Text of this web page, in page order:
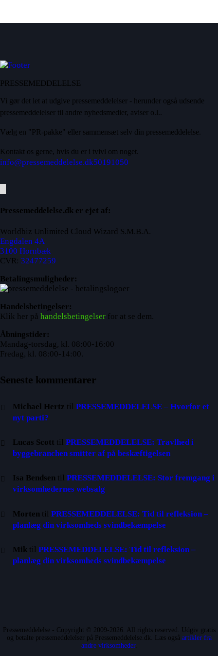
PRESSEMEDDELELSE
Vi gør det let at udgive pressemeddelelser - herunder også udsende
pressemeddelelser til andre nyhedsmedier, aviser o.l..
Vælg en "PR-pakke" eller sammensæt selv din pressemeddelelse.
Kontakt os gerne, hvis du er i tvivl om noget.
info@pressemeddelelse.dk50191050
Pressemeddelelse.dk er ejet af:
Worldbiz Unlimited Cloud Wizard S.M.B.A.
Engdalen 4A
3100 Hornbæk
CVR: 32477259
Betalingsmuligheder:
Handelsbetingelser:
Klik her på handelsbetingelser for at se dem.
Åbningstider:
Mandag-torsdag, kl. 08:00-16:00
Fredag, kl. 08:00-14:00.
Seneste kommentarer
Michael Hertz tilPRESSEMEDDELELSE – Hvorfor et
nyt parti?
Lucas Scott tilPRESSEMEDDELELSE: Travlhed i
byggebranchen smitter af på beskæftigelsen
Isa Bendsen tilPRESSEMEDDELELSE: Stor fremgang i
virksomhedernes websalg
Morten tilPRESSEMEDDELELSE: Tid til refleksion –
planlæg din virksomheds svindbekæmpelse
Mik tilPRESSEMEDDELELSE: Tid til refleksion –
planlæg din virksomheds svindbekæmpelse
Pressemeddelelse - Copyright © 2009-2026. All rights reserved. Udgiv gratis
og betalte pressemeddelelser på Pressemeddelelse.dk. Læs også artikler fra
andre virksomheder.